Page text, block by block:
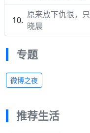
原来放下仇恨，
晓晨
专题
微博之夜
推荐生活